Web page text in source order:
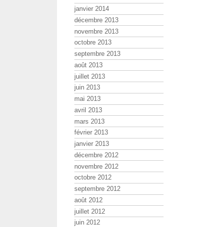
janvier 2014
décembre 2013
novembre 2013
octobre 2013
septembre 2013
août 2013
juillet 2013
juin 2013
mai 2013
avril 2013
mars 2013
février 2013
janvier 2013
décembre 2012
novembre 2012
octobre 2012
septembre 2012
août 2012
juillet 2012
juin 2012